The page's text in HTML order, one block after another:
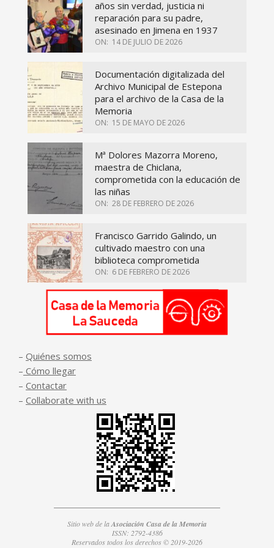
años sin verdad, justicia ni
reparación para su padre,
asesinado en Jimena en 1937
ON: 14 DE JULIO DE 2026
Documentación digitalizada del
Archivo Municipal de Estepona
para el archivo de la Casa de la
Memoria
ON: 15 DE MAYO DE 2026
Mª Dolores Mazorra Moreno,
maestra de Chiclana,
comprometida con la educación de
las niñas
ON: 28 DE FEBRERO DE 2026
Francisco Garrido Galindo, un
cultivado maestro con una
biblioteca comprometida
ON: 6 DE FEBRERO DE 2026
– Quiénes somos
– Cómo llegar
– Contactar
– Collaborate with us
Sitio web de laAsociación Casa de la Memoria
ISSN: 2792-4386
Reservados todos los derechos © 2019-2026